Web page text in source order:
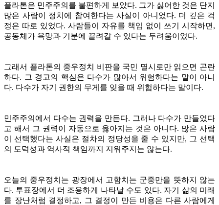
플라톤은 민주주의를 불편하게 보았다. 그가 싫어한 것은 단지
많은 사람이 정치에 참여한다는 사실이 아니었다. 더 깊은 걱
정은 따로 있었다. 사람들이 자유를 책임 없이 쓰기 시작하면,
공동체가 욕망과 기분에 끌려갈 수 있다는 두려움이었다.
그래서 플라톤의 중우정치 비판을 국민 멸시로만 읽으면 곤란
하다. 그 경고의 핵심은 다수가 많아서 위험하다는 말이 아니
다. 다수가 자기 권한의 무게를 잊을 때 위험하다는 말이다.
민주주의에서 다수는 권력을 만든다. 그러나 다수가 만들었다
고 해서 그 권력이 자동으로 옳아지는 것은 아니다. 많은 사람
이 선택했다는 사실은 절차의 정당성을 줄 수 있지만, 그 선택
의 도덕성과 역사적 책임까지 지워주지는 않는다.
오늘의 중우정치는 광장에서 고함치는 군중만을 뜻하지 않는
다. 투표장에서 더 조용하게 나타날 수도 있다. 자기 삶의 미래
를 장난처럼 결정하고, 그 결정이 만든 비용은 다른 사람에게